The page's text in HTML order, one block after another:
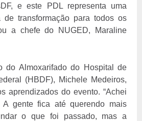
e este PDL representa uma
de transformação para todos os
a chefe do NUGED, Maraline
do Almoxarifado do Hospital de
(HBDF), Michele Medeiros,
aprendizados do evento. “Achei
A gente fica até querendo mais
o que foi passado, mas a